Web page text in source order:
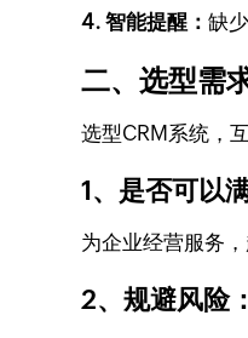
4. 智能提醒：缺
二、选型需
选型CRM系统，
1、是否可以
为企业经营服务
2、规避风险：